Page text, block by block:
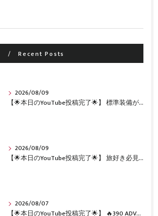
Recent Posts
2026/08/09
【🌟本日のYouTube投稿完了🌟】 標準装備が凄い!!1オーナー・無転倒の極上中古車🔥 「NORDEN 901 EXPEDITION」が入荷いたしました✨ 【Husqvarna Motorcycles山形】
2026/08/09
【🌟本日のYouTube投稿完了🌟】 旅好き必見🔥!!カスタム満載の極上中古車！ 「NORDEN 901」が入荷いたしました✨【Husqvarna Motorcycles山形】
2026/08/07
【🌟本日のYouTube投稿完了🌟】 🔥390 ADVENTURE R × KTM山形 オリジナルデカール仕様誕生🔥